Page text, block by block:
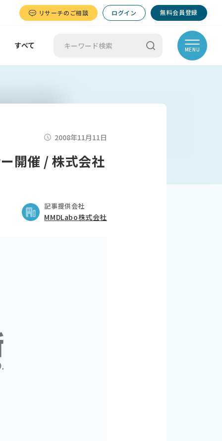
リサーチのご相談 ログイン 無料会員登録
すべて MENU
2008年11月11日
開催 / 株式会社
記事提供会社
MMDLabo株式会社